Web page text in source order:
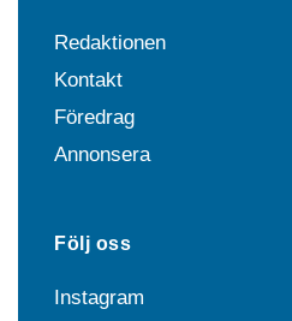
Redaktionen
Kontakt
Föredrag
Annonsera
Följ oss
Instagram